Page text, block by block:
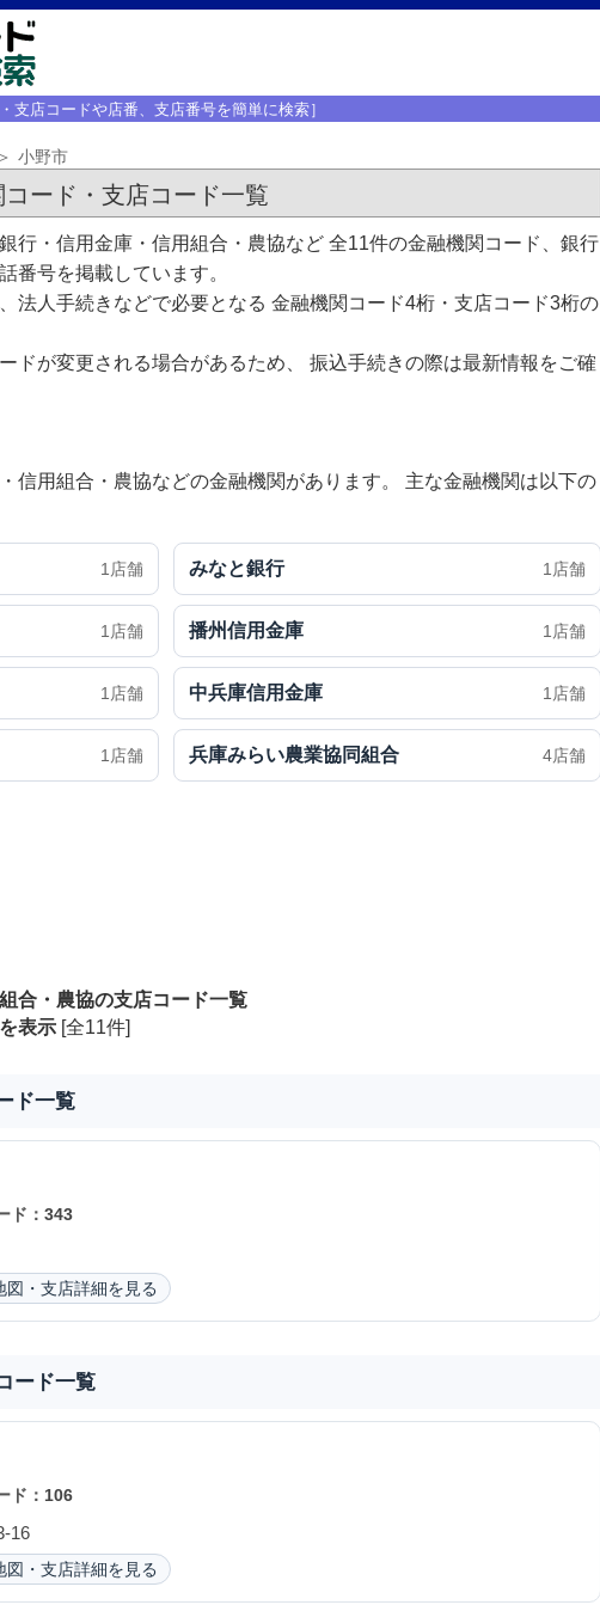
支店コードや店番、支店番号を簡単に検索］
小野市
ード・支店コード一覧
行・信用金庫・信用組合・農協など 全11件の金融機関コード、銀行
番号を掲載しています。
法人手続きなどで必要となる 金融機関コード4桁・支店コード3桁の
ドが変更される場合があるため、 振込手続きの際は最新情報をご確
信用組合・農協などの金融機関があります。 主な金融機関は以下の
1店舗 みなと銀行 1店舗
1店舗 播州信用金庫 1店舗
1店舗 中兵庫信用金庫 1店舗
1店舗 兵庫みらい農業協同組合 4店舗
合・農協の支店コード一覧
表示[全11件]
ド一覧
ド： 343
図・支店詳細を見る
ード一覧
ド： 106
16
図・支店詳細を見る